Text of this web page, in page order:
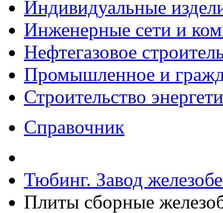
Индивидуальные
Инженерные сети и
Нефтегазовое
Промышленное и
Строительство
Справочник
Тюбинг. Завод
Плиты сборные